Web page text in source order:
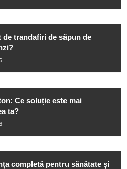
trandafiri de săpun de
Ce soluție este mai
ta?
completă pentru sănătate și